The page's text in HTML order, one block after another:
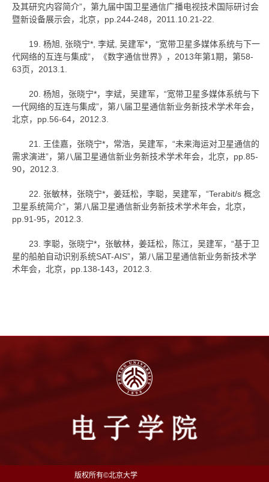
及其研究内容简介”，第九届中国卫星通信广播电视技术国际研讨会
暨新设备展示会，北京，pp.244-248，2011.10.21-22.
19. 杨旭, 张晓宁*, 李斌, 吴建军*，“宽带卫星多媒体系统与下一
代网络的互连与集成”，《数字通信世界》，2013年第1期，第58-
63页，2013.1.
20. 杨旭，张晓宁*，李斌，吴建军，“宽带卫星多媒体系统与下
一代网络的互连与集成”，第八届卫星通信新业务新技术学术年会，
北京，pp.56-64，2012.3.
21. 王佳嘉，张晓宁*，常浩，吴建军，“未来海运对卫星通信的
需求演进”，第八届卫星通信新业务新技术学术年会，北京，pp.85-
90，2012.3.
22. 张敏林，张晓宁*，姜廷松，李聪，吴建军，“Terabit/s 概念
卫星系统简介”，第八届卫星通信新业务新技术学术年会，北京，
pp.91-95，2012.3.
23. 李聪，张晓宁*，张敏林，姜廷松，陈江，吴建军，“基于卫
星的船舶自动识别系统SAT-AIS”，第八届卫星通信新业务新技术学
术年会，北京，pp.138-143，2012.3.
版权所有©北京大学